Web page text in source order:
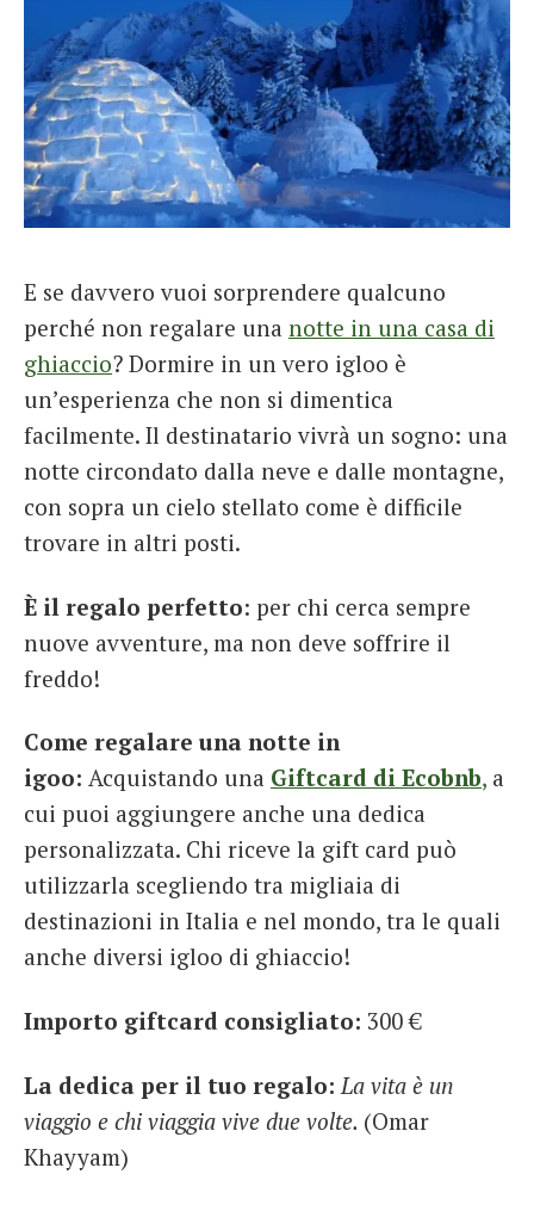
E se davvero vuoi sorprendere qualcuno
perché non regalare una notte in una casa di
ghiaccio? Dormire in un vero igloo è
un’esperienza che non si dimentica
facilmente. Il destinatario vivrà un sogno: una
notte circondato dalla neve e dalle montagne,
con sopra un cielo stellato come è difficile
trovare in altri posti.
È il regalo perfetto: per chi cerca sempre
nuove avventure, ma non deve soffrire il
freddo!
Come regalare una notte in
igoo: Acquistando una Giftcard di Ecobnb, a
cui puoi aggiungere anche una dedica
personalizzata. Chi riceve la gift card può
utilizzarla scegliendo tra migliaia di
destinazioni in Italia e nel mondo, tra le quali
anche diversi igloo di ghiaccio!
Importo giftcard consigliato: 300 €
La dedica per il tuo regalo: La vita è un
viaggio e chi viaggia vive due volte. (Omar
Khayyam)